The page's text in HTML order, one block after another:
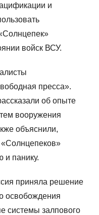
и
войск ВСУ.
пресса».
об опыте
вооружения
объяснили,
«Солнцепеков»
и панику.
приняла решение
освобождения
системы залпового